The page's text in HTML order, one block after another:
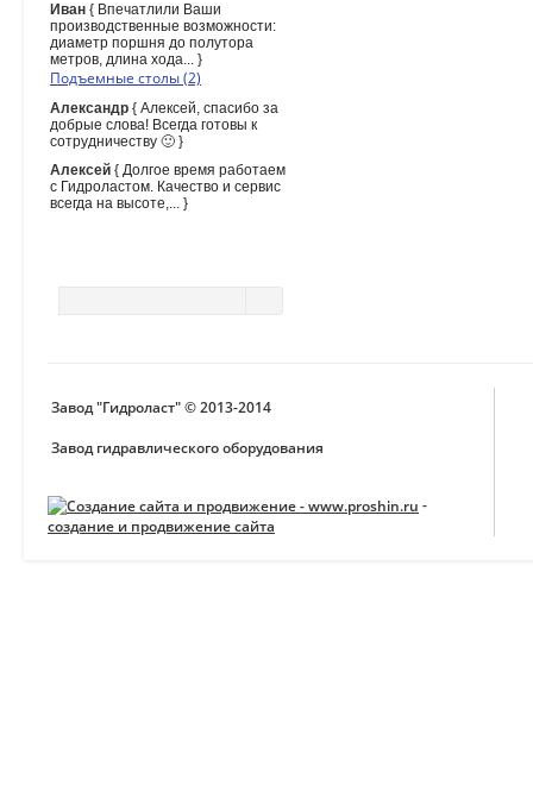
Иван { Впечатлили Ваши
производственные возможности:
диаметр поршня до полутора
метров, длина хода... }
Подъемные столы (2)
Александр { Алексей, спасибо за
добрые слова! Всегда готовы к
сотрудничеству 🙂 }
Алексей { Долгое время работаем
с Гидроластом. Качество и сервис
всегда на высоте,... }
Завод "Гидроласт" © 2013-2014
Завод гидравлического оборудования
-
создание и продвижение сайта